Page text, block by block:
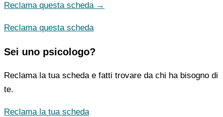
Reclama questa scheda →
Reclama questa scheda
Sei uno psicologo?
Reclama la tua scheda e fatti trovare da chi ha bisogno di
te.
Reclama la tua scheda